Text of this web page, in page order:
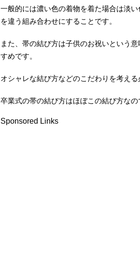
一般的には濃い色の着物を着た場合は淡
を違う組み合わせにすることです。
また、帯の結び方は子供のお祝いという
すめです。
オシャレな結び方などのこだわりを考える
卒業式の帯の結び方はほぼこの結び方な
Sponsored Links